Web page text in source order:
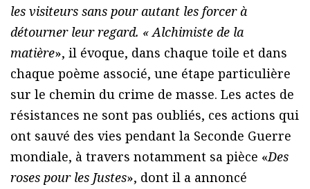
les visiteurs sans pour autant les forcer à
détourner leur regard. « Alchimiste de la
matière», il évoque, dans chaque toile et dans
chaque poème associé, une étape particulière
sur le chemin du crime de masse. Les actes de
résistances ne sont pas oubliés, ces actions qui
ont sauvé des vies pendant la Seconde Guerre
mondiale, à travers notamment sa pièce «Des
roses pour les Justes», dont il a annoncé